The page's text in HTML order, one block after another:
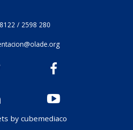
/ 2598 280
by cubemediaco